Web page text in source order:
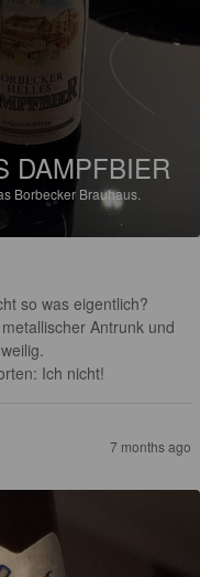
DAMPFBIER
Borbecker Brauhaus.
so was eigentlich?
Antrunk und
Ich nicht!
7 months ago